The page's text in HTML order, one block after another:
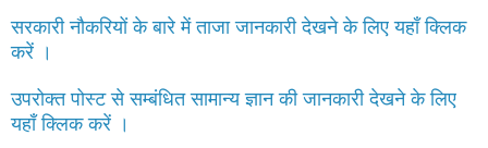
सरकारी नौकरियों के बारे में ताजा जानकारी देखने के लिए यहाँ क्लिक
करें ।
उपरोक्त पोस्ट से सम्बंधित सामान्य ज्ञान की जानकारी देखने के लिए
यहाँ क्लिक करें ।